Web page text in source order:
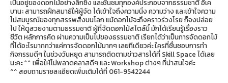
เป็นอยู่ของดอกไม้อย่างลึกซึ่ง และชื่นชมทุกองค์ประกอบจากธรรมชาติ อิเค
บานะ สามารถฝึกสมาธิให้ผู้จัด ได้เข้าใจถึงความนิ่ง ความว่าง และเข้าใจความ
ไม่สมบูรณ์ของทุกสรรพสิ่งบนโลก แม้ดอกไม้จะถึงคราวร่วงโรย ก็จงปล่อย
ไป ให้ดูสวยงามตามธรรมชาติ ผู้ที่จัดดอกไม้สไตล์นี้ มักได้เรียนรู้เรื่องราว
ชีวิต หลักการคิด ผ่านความเป็นไปของธรรมชาติ เรียกได้ว่าเป็นการจัดดอกไม้
ที่ได้อะไรมากกว่าแค่การจัดดอกไม้มากๆ เลยทีเดียวค่ะ ใครที่ชื่นชอบการทำ
กิจกรรมดีๆ ในช่วงวันหยุด สามารถติดตามข่าวสารได้ที่ Skill Space ได้เลย
นะคะ ^^ เพื่อให้ไม่พลาดคลาสดีๆ และ Workshop ต่างๆ ที่น่าสนใจค่ะ
^^ สอบถามรายละเอียดเพิ่มเติมได้ที่ 061-9542244